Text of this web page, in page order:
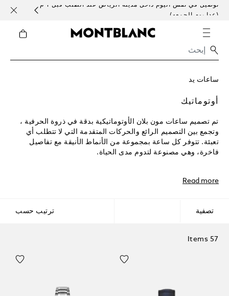
توصيل في نفس اليوم داخل مدينة الرياض عند الطلب قبل 1 م
(عدا يوم الجمعه)
ساعات يد
أوتوماتيك
تم تصميم ساعات مون بلان الأوتوماتيكية بدقة في ذروة الحرفية ،
وتجمع بين التصميم الرائع والحركات المتقدمة التي لا تتطلب أي
تعبئة. تتوفر كل ساعة بمجموعة من الأنماط الأنيقة مع تفاصيل
فاخرة، وهي مصنوعة لتدوم مدى الحياة.
Read more
تصفية ترتيب حسب
57 Items